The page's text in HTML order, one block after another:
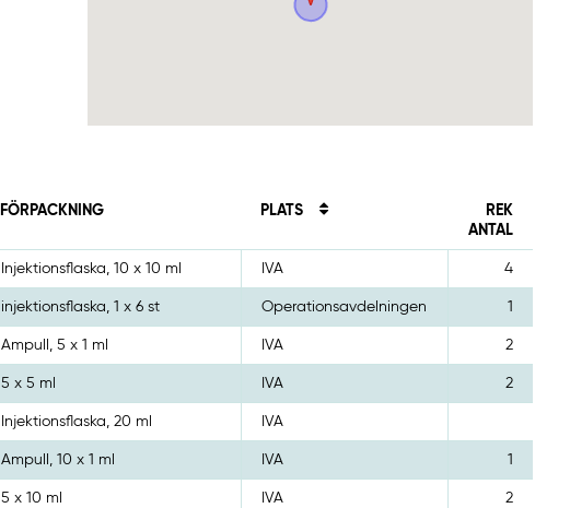
FÖRPACKNING PLATS
REK
ANTAL
Injektionsflaska, 10 x 10 ml IVA 4
injektionsflaska, 1 x 6 st Operationsavdelningen 1
Ampull, 5 x 1 ml IVA 2
5 x 5 ml IVA 2
Injektionsflaska, 20 ml IVA
Ampull, 10 x 1 ml IVA 1
5 x 10 ml IVA 2